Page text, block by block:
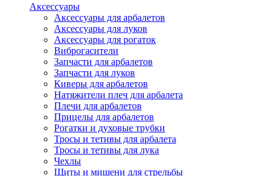
Аксессуары
Аксессуары для арбалетов
Аксессуары для луков
Аксессуары для рогаток
Виброгасители
Запчасти для арбалетов
Запчасти для луков
Киверы для арбалетов
Натяжители плеч для арбалета
Плечи для арбалетов
Прицелы для арбалетов
Рогатки и духовые трубки
Тросы и тетивы для арбалета
Тросы и тетивы для лука
Чехлы
Щиты и мишени для стрельбы